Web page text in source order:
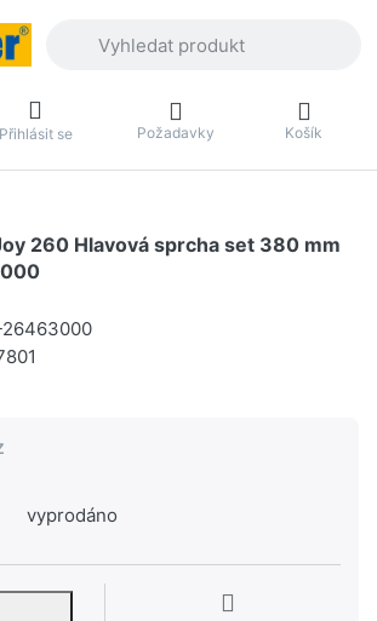
Přihlásit se Požadavky Košík
260 Hlavová sprcha set 380 mm
26463000
vyprodáno